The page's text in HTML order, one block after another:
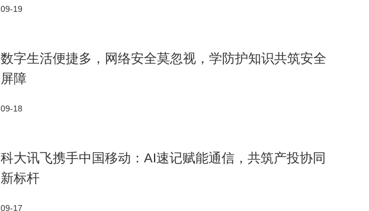
09-19
数字生活便捷多，网络安全莫忽视，学防护知识共筑安全
屏障
09-18
科大讯飞携手中国移动：AI速记赋能通信，共筑产投协同
新标杆
09-17